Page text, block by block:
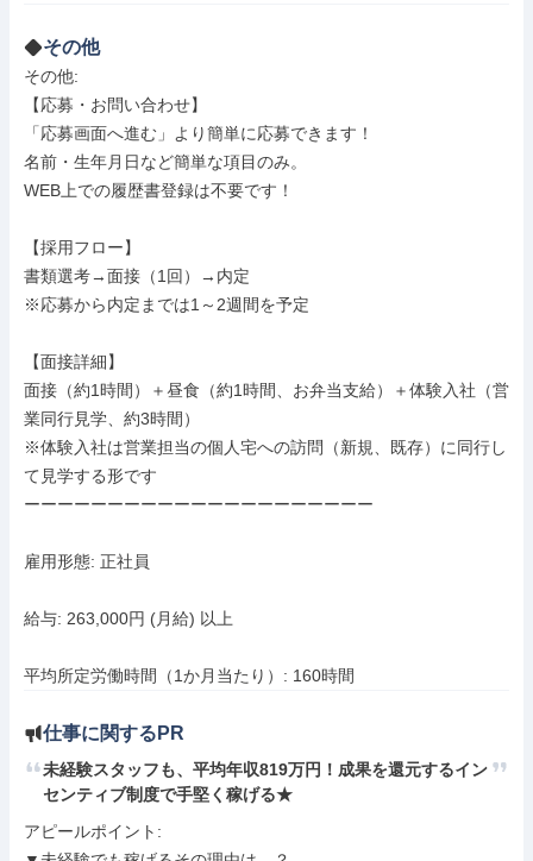
その他
その他:
【応募・お問い合わせ】
「応募画面へ進む」より簡単に応募できます！
名前・生年月日など簡単な項目のみ。
WEB上での履歴書登録は不要です！
【採用フロー】
書類選考→面接（1回）→内定
※応募から内定までは1～2週間を予定
【面接詳細】
面接（約1時間）＋昼食（約1時間、お弁当支給）＋体験入社（営
業同行見学、約3時間）
※体験入社は営業担当の個人宅への訪問（新規、既存）に同行し
て見学する形です
ーーーーーーーーーーーーーーーーーーーーー
雇用形態: 正社員
給与: 263,000円 (月給) 以上
平均所定労働時間（1か月当たり）: 160時間
仕事に関するPR
未経験スタッフも、平均年収819万円！成果を還元するイン
センティブ制度で手堅く稼げる★
アピールポイント: